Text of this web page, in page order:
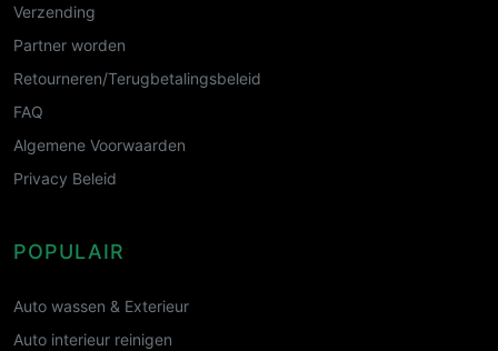
Verzending
Partner worden
Retourneren/Terugbetalingsbeleid
FAQ
Algemene Voorwaarden
Privacy Beleid
POPULAIR
Auto wassen & Exterieur
Auto interieur reinigen